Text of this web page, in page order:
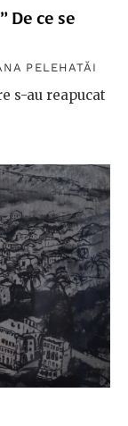
De ce se
PELEHATĂI
s-au reapucat